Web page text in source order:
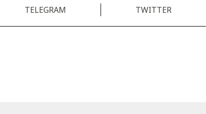
TELEGRAM TWITTER